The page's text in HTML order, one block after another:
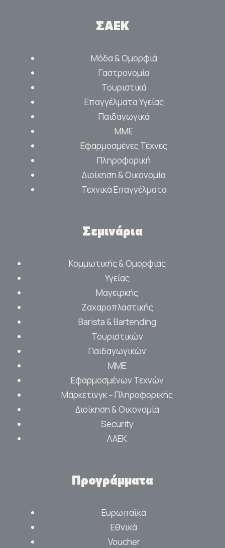
ΣΑΕΚ
Μόδα & Ομορφιά
Γαστρονομία
Τουριστικά
Επαγγέλματα Υγείας
Παιδαγωγικά
ΜΜΕ
Εφαρμοσμένες Τέχνες
Πληροφορική
Διοίκηση & Οικονομία
Τεχνικά Επαγγέλματα
Σεμινάρια
Κομμωτικής & Ομορφιάς
Υγείας
Μαγειρκής
Ζαχαροπλαστικής
Barista & Bartending
Τουριστικών
Παιδαγωγικών
ΜΜΕ
Εφαρμοσμένων Τεχνών
Μάρκετινγκ – Πληροφορικής
Διοίκηση & Οικονομία
Security
ΛΑΕΚ
Προγράμματα
Ευρωπαϊκά
Εθνικά
Voucher